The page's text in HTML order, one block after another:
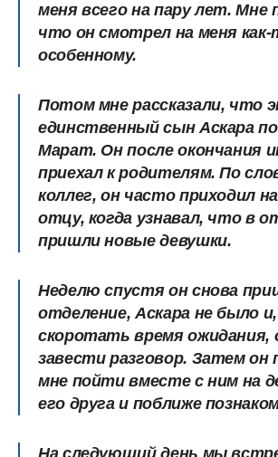
меня всего на пару лет. Мне
что он смотрел на меня как-
особенному.
Потом мне рассказали, что
единственный сын Аскара
Марат. Он после окончания
приехал к родителям. По
коллег, он часто приходил
отцу, когда узнавал, что в
пришли новые девушки.
Неделю спустя он снова
отделение, Аскара не было
скоротать время ожидания,
завести разговор. Затем он
мне пойти вместе с ним на
его друга и поближе